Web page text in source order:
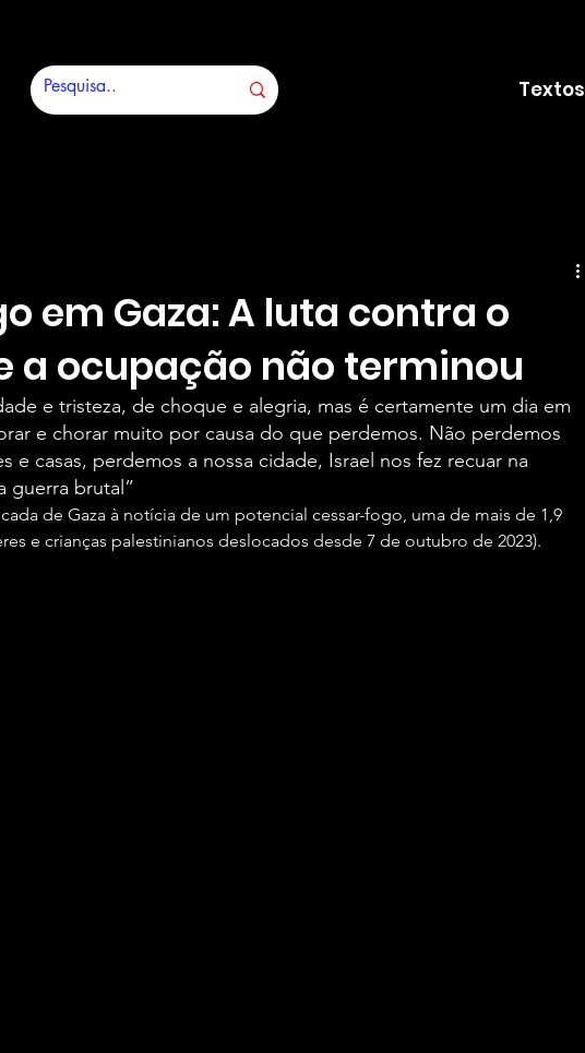
Textos
em Gaza: A luta contra o
a ocupação não terminou
e tristeza, de choque e alegria, mas é certamente um dia em
e chorar muito por causa do que perdemos. Não perdemos
e casas, perdemos a nossa cidade, Israel nos fez recuar na
guerra brutal”
de Gaza à notícia de um potencial cessar-fogo, uma de mais de 1,9
e crianças palestinianos deslocados desde 7 de outubro de 2023).